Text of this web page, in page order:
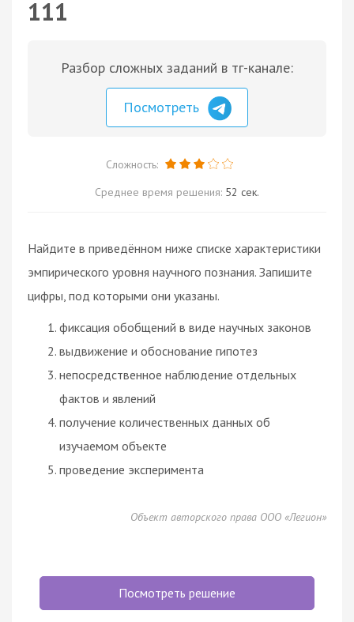
111
Разбор сложных заданий в тг-канале:
Посмотреть
Сложность:
Среднее время решения: 52 сек.
Найдите в приведённом ниже списке характеристики
эмпирического уровня научного познания. Запишите
цифры, под которыми они указаны.
фиксация обобщений в виде научных законов
выдвижение и обоснование гипотез
непосредственное наблюдение отдельных
фактов и явлений
получение количественных данных об
изучаемом объекте
проведение эксперимента
Объект авторского права ООО «Легион»
Посмотреть решение